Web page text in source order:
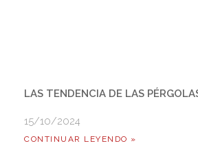
LAS TENDENCIA DE LAS
15/10/2024
CONTINUAR LEYENDO »